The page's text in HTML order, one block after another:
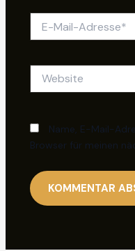
Mail-
Name, E-Mail-
Browser für meinen